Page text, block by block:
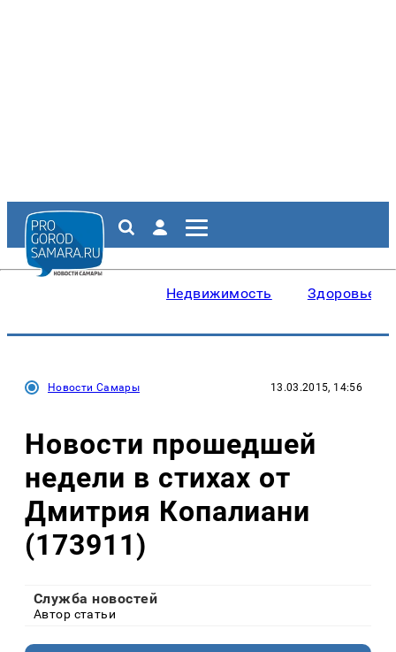
Недвижимость Здоровье
Новости Самары 13.03.2015, 14:56
Новости прошедшей
недели в стихах от
Дмитрия Копалиани
(173911)
Служба новостей
Автор статьи